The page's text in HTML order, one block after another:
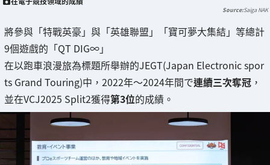
Saiga NAK
將參與「特戰英豪」與「英雄聯盟」「寶可夢大集結」等總計
9個遊戲的「QT DIG∞」
在以跑車浪漫旅為標題所舉辦的JEGT(Japan Electronic spor
ts Grand Touring)中，2022年～2024年間で連續三次奪冠 ，
並在VCJ2025 Split2獲得第3位的成績。